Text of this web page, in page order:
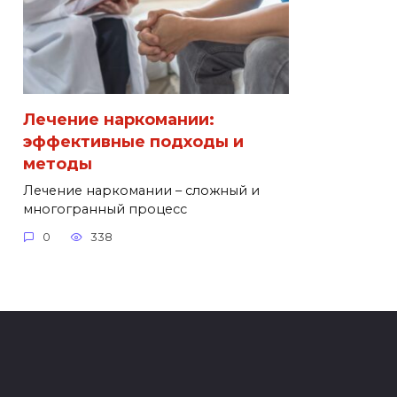
Лечение наркомании:
эффективные подходы и
методы
Лечение наркомании – сложный и
многогранный процесс
0 338